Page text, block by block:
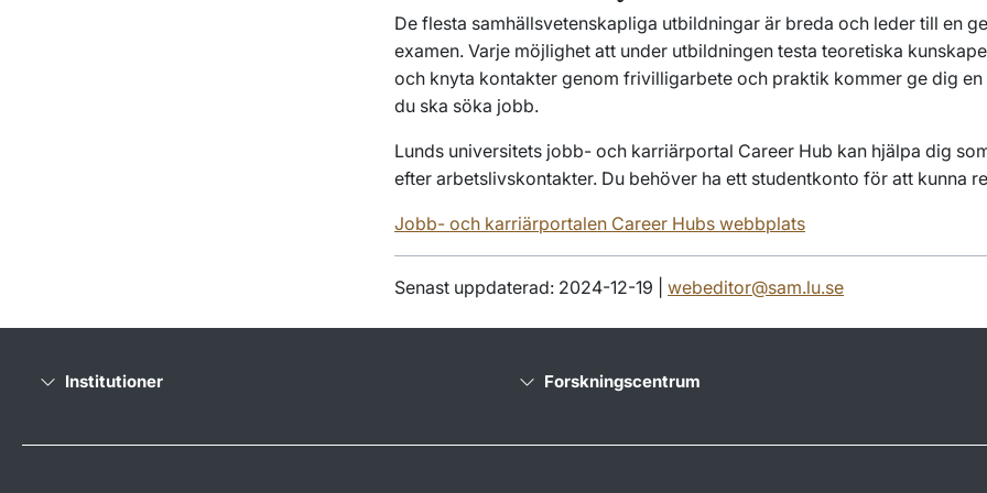
De flesta samhällsvetenskapliga utbildningar är breda och leder till en
examen. Varje möjlighet att under utbildningen testa teoretiska
och knyta kontakter genom frivilligarbete och praktik kommer ge dig
du ska söka jobb.
Lunds universitets jobb- och karriärportal Career Hub kan hjälpa dig
efter arbetslivskontakter. Du behöver ha ett studentkonto för att kunna
Jobb- och karriärportalen Career Hubs webbplats
Senast uppdaterad: 2024-12-19 | webeditor@sam.lu.se
Institutioner Forskningscentrum